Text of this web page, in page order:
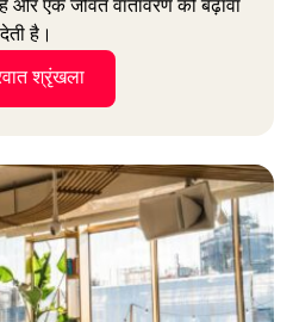
और एक जीवंत वातावरण को बढ़ावा
देती है।
श्रृंखला